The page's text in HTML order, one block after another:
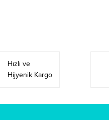
Hızlı ve
Hijyenik Kargo